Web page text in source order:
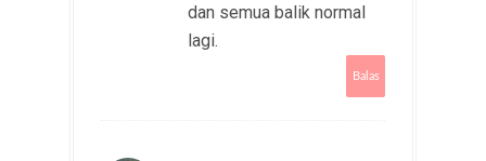
dan semua balik normal
lagi.
Balas